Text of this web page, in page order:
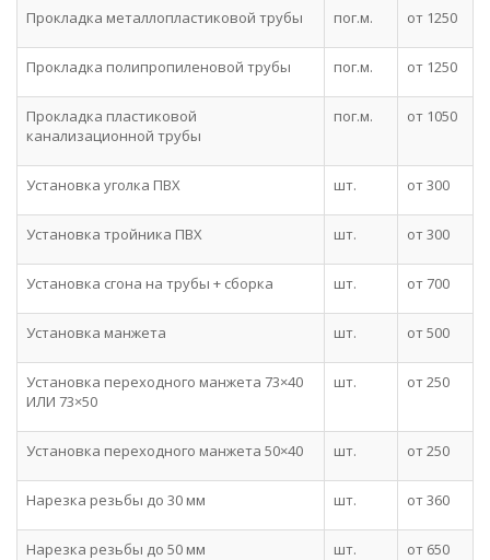
Прокладка металлопластиковой трубы пог.м. от 1250
Прокладка полипропиленовой трубы пог.м. от 1250
Прокладка пластиковой
канализационной трубы
пог.м. от 1050
Установка уголка ПВХ шт. от 300
Установка тройника ПВХ шт. от 300
Установка сгона на трубы + сборка шт. от 700
Установка манжета шт. от 500
Установка переходного манжета 73×40
ИЛИ 73×50
шт. от 250
Установка переходного манжета 50×40 шт. от 250
Нарезка резьбы до 30 мм шт. от 360
Нарезка резьбы до 50 мм шт. от 650